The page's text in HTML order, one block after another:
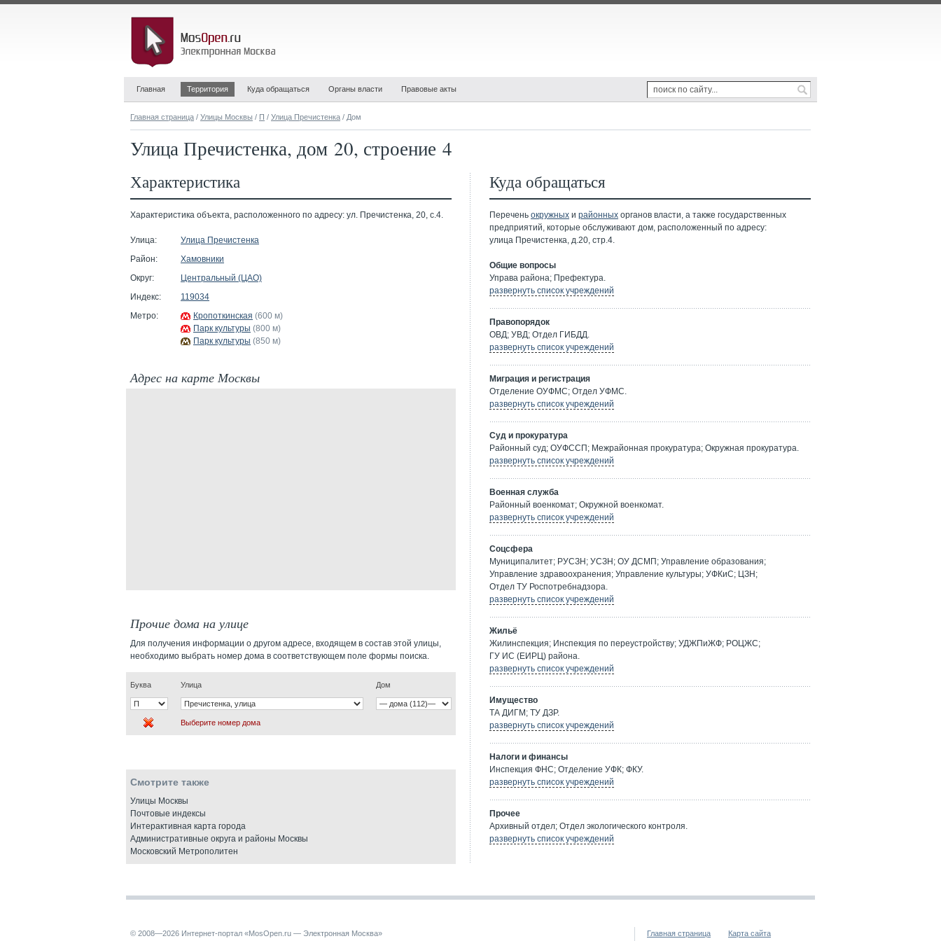
Главная Территория Куда обращаться Органы власти Правовые акты
Главная страница / Улицы Москвы / П / Улица Пречистенка / Дом
Улица Пречистенка, дом 20, строение 4
Характеристика
Характеристика объекта, расположенного по адресу: ул. Пречистенка, 20, с.4.
Улица:
Улица Пречистенка
Район:
Хамовники
Округ:
Центральный (ЦАО)
Индекс:
119034
Метро:
Кропоткинская (600 м)
Парк культуры (800 м)
Парк культуры (850 м)
Адрес на карте Москвы
Прочие дома на улице
Для получения информации о другом адресе, входящем в состав этой улицы,
необходимо выбрать номер дома в соответствующем поле формы поиска.
Буква Улица Дом
Выберите номер дома
Смотрите также
Улицы Москвы
Почтовые индексы
Интерактивная карта города
Административные округа и районы Москвы
Московский Метрополитен
Куда обращаться
Перечень окружных и районных органов власти, а также государственных
предприятий, которые обслуживают дом, расположенный по адресу:
улица Пречистенка, д.20, стр.4.
Общие вопросы
Управа района; Префектура.
развернуть список учреждений
Правопорядок
ОВД; УВД; Отдел ГИБДД.
развернуть список учреждений
Миграция и регистрация
Отделение ОУФМС; Отдел УФМС.
развернуть список учреждений
Суд и прокуратура
Районный суд; ОУФССП; Межрайонная прокуратура; Окружная прокуратура.
развернуть список учреждений
Военная служба
Районный военкомат; Окружной военкомат.
развернуть список учреждений
Соцсфера
Муниципалитет; РУСЗН; УСЗН; ОУ ДСМП; Управление образования;
Управление здравоохранения; Управление культуры; УФКиС; ЦЗН;
Отдел ТУ Роспотребнадзора.
развернуть список учреждений
Жильё
Жилинспекция; Инспекция по переустройству; УДЖПиЖФ; РОЦЖС;
ГУ ИС (ЕИРЦ) района.
развернуть список учреждений
Имущество
ТА ДИГМ; ТУ ДЗР.
развернуть список учреждений
Налоги и финансы
Инспекция ФНС; Отделение УФК; ФКУ.
развернуть список учреждений
Прочее
Архивный отдел; Отдел экологического контроля.
развернуть список учреждений
© 2008—2026 Интернет-портал «MosOpen.ru — Электронная Москва» Главная страница Карта сайта